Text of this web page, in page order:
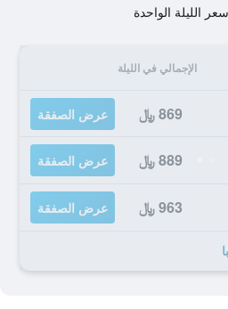
الليلة الواحدة
الإجمالي في الليلة
869 ﷼ عرض الصفقة
889 ﷼ عرض الصفقة
963 ﷼ عرض الصفقة